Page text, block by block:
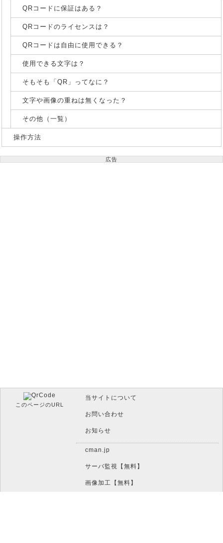
QRコードに保証はある？
QRコードのライセンスは？
QRコードは自由に使用できる？
使用できる文字は？
そもそも「QR」ってなに？
文字や画像の重ねは無くなった？
その他（一覧）
操作方法
広告
このページのURL
当サイトについて
お問い合わせ
お知らせ
cman.jp
サーバ監視【無料】
画像加工【無料】